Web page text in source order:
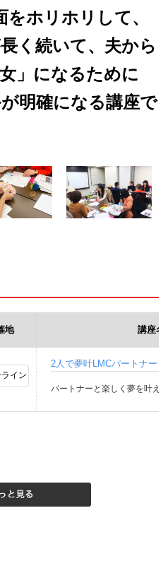
をホリホリして、
く続いて、夫から
」になるために
明確になる講座で
地 講座名
イン
2人で夢叶LMCパートナー
パートナーと楽しく夢を叶え